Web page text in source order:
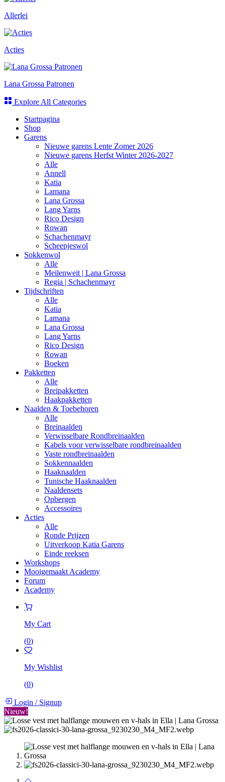
Allerlei
Acties
Lana Grossa Patronen
Explore All Categories
Startpagina
Shop
Garens
Nieuwe garens Lente Zomer 2026
Nieuwe garens Herfst Winter 2026-2027
Alle
Annell
Katia
Lamana
Lana Grossa
Lang Yarns
Rico Design
Rowan
Schachenmayr
Scheepjeswol
Sokkenwol
Alle
Meilenweit | Lana Grossa
Regia | Schachenmayr
Tijdschriften
Alle
Katia
Lamana
Lana Grossa
Lang Yarns
Rico Design
Rowan
Boeken
Pakketten
Alle
Breipakketten
Haakpakketten
Naalden & Toebehoren
Alle
Breinaalden
Verwisselbare Rondbreinaalden
Kabels voor verwisselbare rondbreinaalden
Vaste rondbreinaalden
Sokkennaalden
Haaknaalden
Tunische Haaknaalden
Naaldensets
Opbergen
Accessoires
Acties
Alle
Ronde Prijzen
Uitverkoop Katia Garens
Einde reeksen
Workshops
Mooigemaakt Academy
Forum
Academy
My Cart
(0)
My Wishlist
(0)
Login /Signup
Nieuw!